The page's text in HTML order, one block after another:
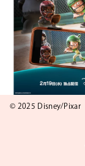
© 2025 Disney/Pixar